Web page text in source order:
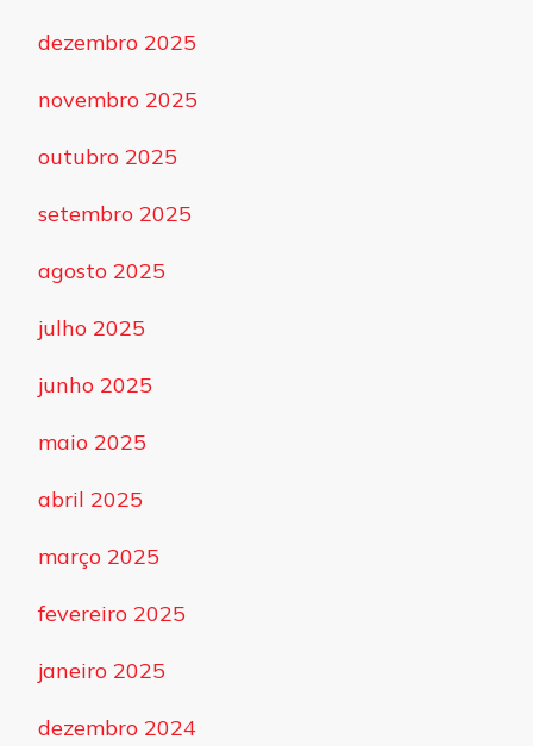
dezembro 2025
novembro 2025
outubro 2025
setembro 2025
agosto 2025
julho 2025
junho 2025
maio 2025
abril 2025
março 2025
fevereiro 2025
janeiro 2025
dezembro 2024